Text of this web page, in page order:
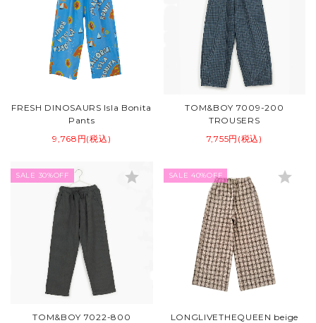
FRESH DINOSAURS Isla Bonita
Pants
9,768円(税込)
TOM&BOY 7009-200
TROUSERS
7,755円(税込)
SALE 30%OFF
TOM&BOY 7022-800
star SALE 40%OFF
LONGLIVETHEQUEEN beige
star